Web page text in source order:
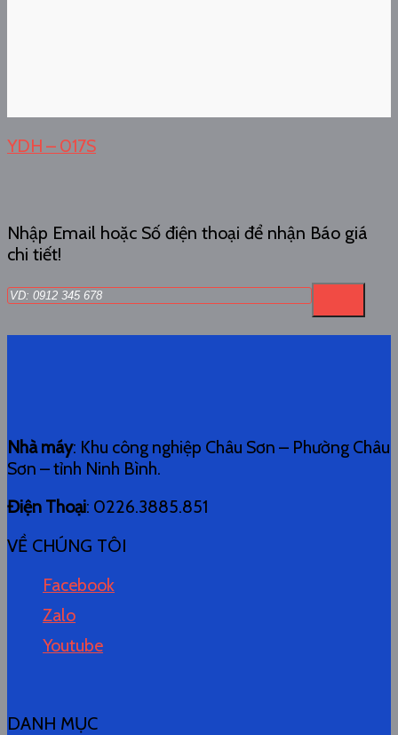
YDH – 017S
Nhập Email hoặc Số điện thoại để nhận Báo giá
chi tiết!
Nhà máy: Khu công nghiệp Châu Sơn – Phường Châu
Sơn – tỉnh Ninh Bình.
Điện Thoại: 0226.3885.851
VỀ CHÚNG TÔI
Facebook
Zalo
Youtube
DANH MỤC